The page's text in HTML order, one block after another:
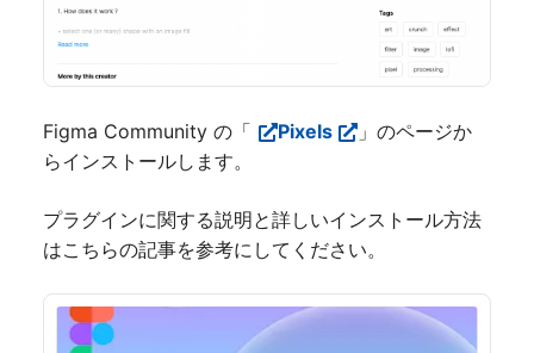
Figma Community の「 Pixels
」のページか
らインストールします。
プラグインに関する説明と詳しいインストール方法
はこちらの記事を参考にしてください。